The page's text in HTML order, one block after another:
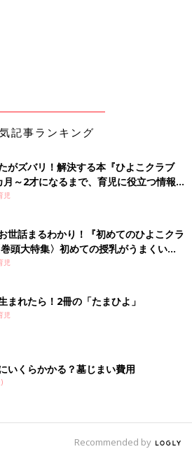
記事ランキング
がズバリ！解決する本『ひよこクラブ
～2才になるまで、育児に役立つ情報が
児
世話まるわかり！『初めてのひよこクラ
頭大特集〉初めての授乳がうまくい
・ミルクの基本と夏のトラブル 解決テ
児
まれたら！2冊の「たまひよ」
児
いくらかかる？墓じまい費用
Recommended by